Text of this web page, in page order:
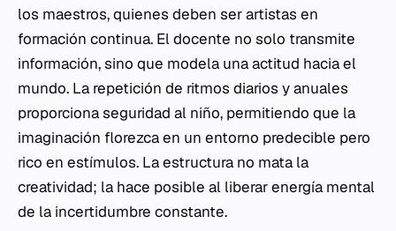
los maestros, quienes deben ser artistas en
formación continua. El docente no solo transmite
información, sino que modela una actitud hacia el
mundo. La repetición de ritmos diarios y anuales
proporciona seguridad al niño, permitiendo que la
imaginación florezca en un entorno predecible pero
rico en estímulos. La estructura no mata la
creatividad; la hace posible al liberar energía mental
de la incertidumbre constante.